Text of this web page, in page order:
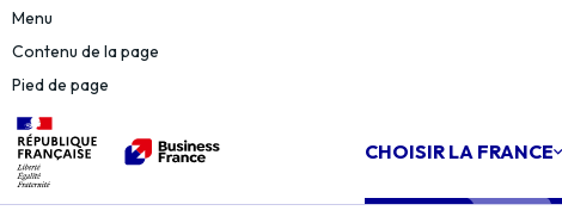
Menu
Contenu de la page
Pied de page
CHOISIR LA FRANCE